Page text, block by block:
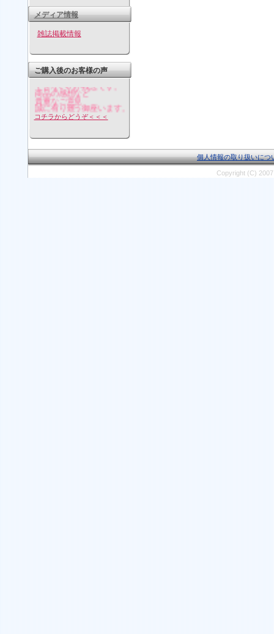
メディア情報
雑誌掲載情報
ご購入後のお客様の声
皆様ありがとうございま
す。
ココには一部しか表示
商品の感想など
貴重なご意見
誠に有り難う御座います。
コチラからどうぞ＜＜＜
個人情報の取り扱いにつ
Copyright (C)